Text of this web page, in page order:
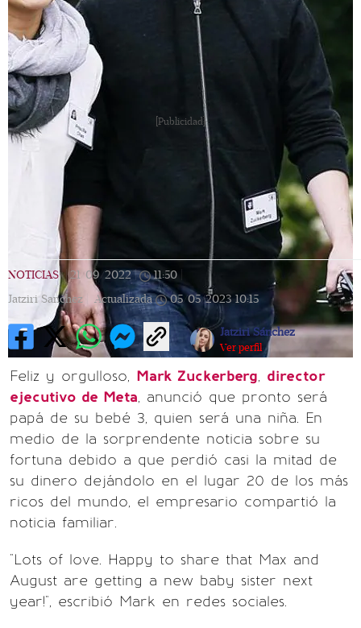
[Publicidad]
NOTICIAS 21/09/2022 | 11:50
Jatziri Sanchez |
Actualizada 05/05/2023 10:15
Jatziri Sánchez
Ver perfil
Feliz y orgulloso, Mark Zuckerberg, director
ejecutivo de Meta, anunció que pronto será
papá de su bebé 3, quien será una niña. En
medio de la sorprendente noticia sobre su
fortuna debido a que perdió casi la mitad de
su dinero dejándolo en el lugar 20 de los más
ricos del mundo, el empresario compartió la
noticia familiar.
"Lots of love. Happy to share that Max and
August are getting a new baby sister next
year!", escribió Mark en redes sociales.